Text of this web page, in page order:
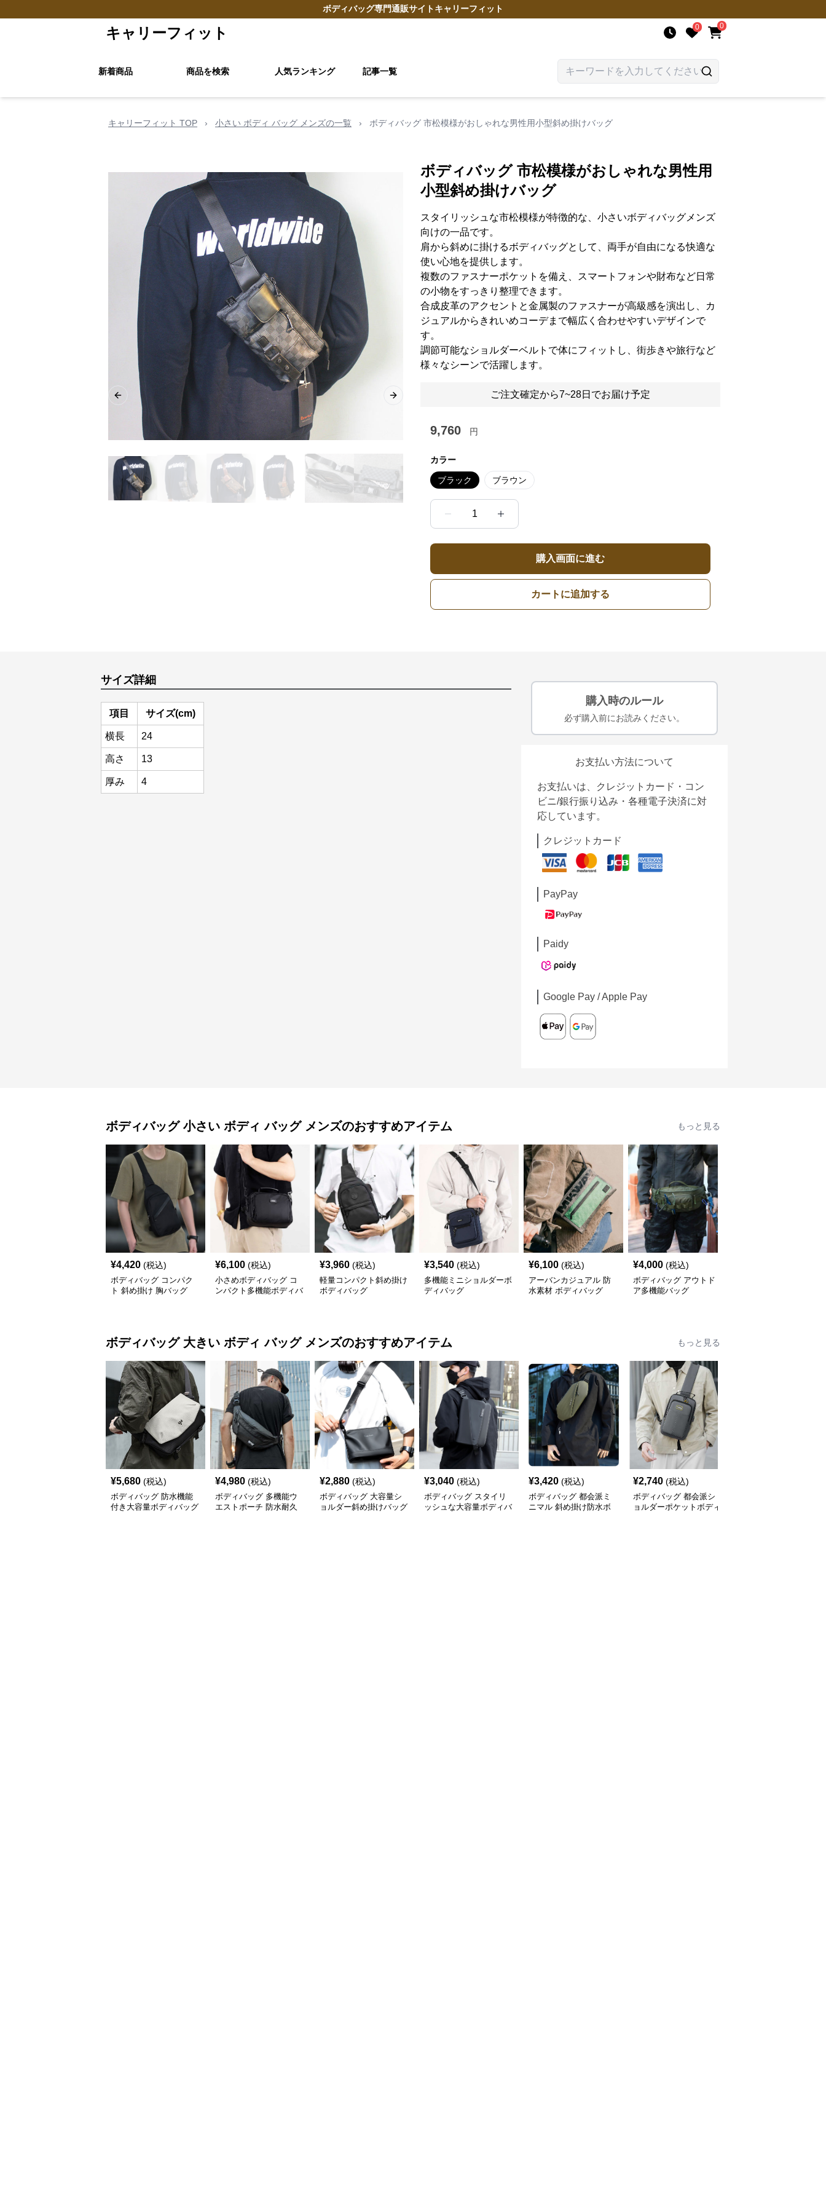
ボディバッグ専門通販サイトキャリーフィット
キャリーフィット 0 0
新着商品 商品を検索 人気ランキング 記事一覧
キャリーフィット TOP › 小さい ボディ バッグ メンズの一覧 › ボディバッグ 市松模様がおしゃれな男性用小型斜め掛けバッグ
Previous slide Next slide
ボディバッグ 市松模様がおしゃれな男性用
小型斜め掛けバッグ
スタイリッシュな市松模様が特徴的な、小さいボディバッグメンズ
向けの一品です。
肩から斜めに掛けるボディバッグとして、両手が自由になる快適な
使い心地を提供します。
複数のファスナーポケットを備え、スマートフォンや財布など日常
の小物をすっきり整理できます。
合成皮革のアクセントと金属製のファスナーが高級感を演出し、カ
ジュアルからきれいめコーデまで幅広く合わせやすいデザインで
す。
調節可能なショルダーベルトで体にフィットし、街歩きや旅行など
様々なシーンで活躍します。
ご注文確定から7~28日でお届け予定
9,760 円
カラー
ブラック ブラウン
1
購入画面に進む
カートに追加する
サイズ詳細
項目 サイズ(cm)
横長 24
高さ 13
厚み 4
購入時のルール
必ず購入前にお読みください。
お支払い方法について
お支払いは、クレジットカード・コン
ビニ/銀行振り込み・各種電子決済に対
応しています。
クレジットカード
PayPay
Paidy
Google Pay / Apple Pay
ボディバッグ 小さい ボディ バッグ メンズのおすすめアイテム もっと見る
¥4,420 (税込)
ボディバッグ コンパク
ト 斜め掛け 胸バッグ
¥6,100 (税込)
小さめボディバッグ コ
ンパクト多機能ボディバ
¥3,960 (税込)
軽量コンパクト斜め掛け
ボディバッグ
¥3,540 (税込)
多機能ミニショルダーボ
ディバッグ
¥6,100 (税込)
アーバンカジュアル 防
水素材 ボディバッグ
¥4,000 (税込)
ボディバッグ アウトド
ア多機能バッグ
ボディバッグ 大きい ボディ バッグ メンズのおすすめアイテム もっと見る
¥5,680 (税込)
ボディバッグ 防水機能
付き大容量ボディバッグ
¥4,980 (税込)
ボディバッグ 多機能ウ
エストポーチ 防水耐久
¥2,880 (税込)
ボディバッグ 大容量シ
ョルダー斜め掛けバッグ
¥3,040 (税込)
ボディバッグ スタイリ
ッシュな大容量ボディバ
¥3,420 (税込)
ボディバッグ 都会派ミ
ニマル 斜め掛け防水ボ
¥2,740 (税込)
ボディバッグ 都会派シ
ョルダーポケットボディ